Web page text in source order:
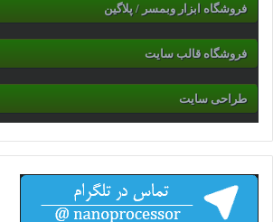
فروشگاه ابزار وبمسر / پلاگین
فروشگاه قالب سایت
طراحی سایت